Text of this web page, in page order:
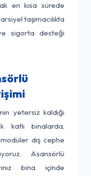
en kısa sürede
taşımacılıkta
sigorta desteği
yetersiz kaldığı
katlı binalarda,
dış cephe
Asansörlü
bina içinde